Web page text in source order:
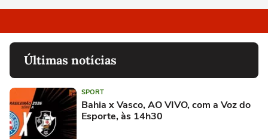
Últimas notícias
SPORT
Bahia x Vasco, AO VIVO, com a Voz do
Esporte, às 14h30